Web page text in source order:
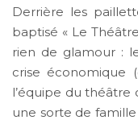
Derrière les
baptisé « Le
rien de glamour :
crise économique
l’équipe du théâtre
une sorte de